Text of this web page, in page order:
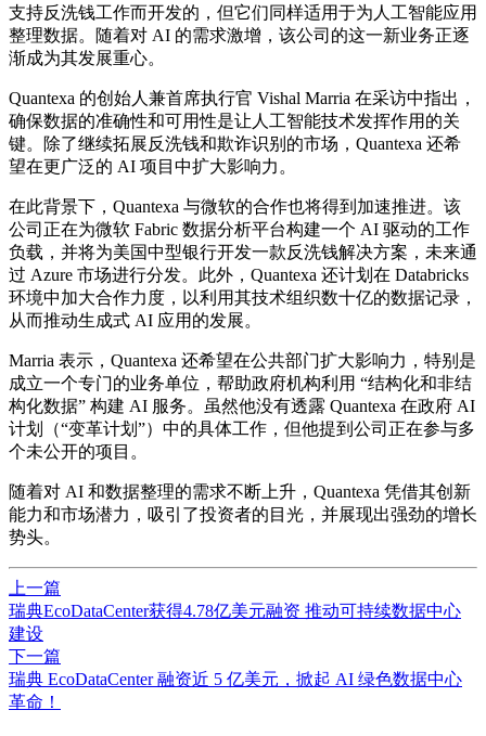
支持反洗钱工作而开发的，但它们同样适用于为人工智能应用
整理数据。随着对 AI 的需求激增，该公司的这一新业务正逐
渐成为其发展重心。
Quantexa 的创始人兼首席执行官 Vishal Marria 在采访中指出，
确保数据的准确性和可用性是让人工智能技术发挥作用的关
键。除了继续拓展反洗钱和欺诈识别的市场，Quantexa 还希
望在更广泛的 AI 项目中扩大影响力。
在此背景下，Quantexa 与微软的合作也将得到加速推进。该
公司正在为微软 Fabric 数据分析平台构建一个 AI 驱动的工作
负载，并将为美国中型银行开发一款反洗钱解决方案，未来通
过 Azure 市场进行分发。此外，Quantexa 还计划在 Databricks
环境中加大合作力度，以利用其技术组织数十亿的数据记录，
从而推动生成式 AI 应用的发展。
Marria 表示，Quantexa 还希望在公共部门扩大影响力，特别是
成立一个专门的业务单位，帮助政府机构利用 “结构化和非结
构化数据” 构建 AI 服务。虽然他没有透露 Quantexa 在政府 AI
计划（“变革计划”）中的具体工作，但他提到公司正在参与多
个未公开的项目。
随着对 AI 和数据整理的需求不断上升，Quantexa 凭借其创新
能力和市场潜力，吸引了投资者的目光，并展现出强劲的增长
势头。
上一篇
瑞典EcoDataCenter获得4.78亿美元融资 推动可持续数据中心
建设
下一篇
瑞典 EcoDataCenter 融资近 5 亿美元，掀起 AI 绿色数据中心
革命！